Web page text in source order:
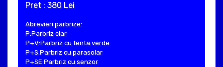
Pret : 380 Lei
Abrevieri parbrize:
P:Parbriz clar
P+V:Parbriz cu tenta verde
P+S:Parbriz cu parasolar
P+SE:Parbriz cu senzor